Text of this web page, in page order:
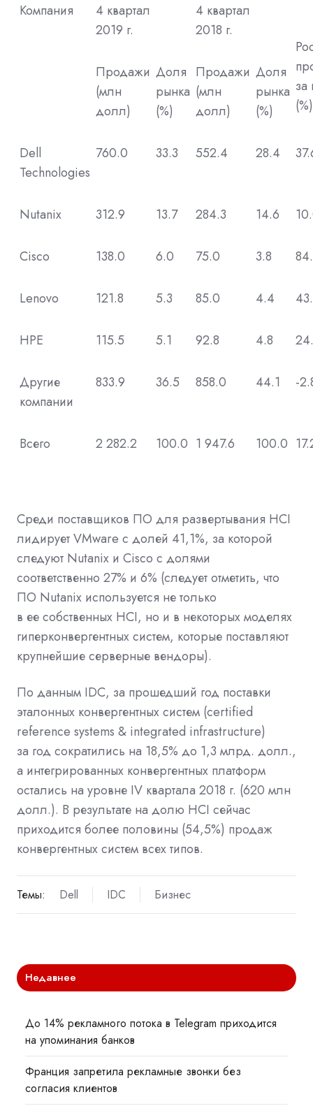
Компания
4 квартал
2019 г.
4 квартал
2018 г.
за
(%)
Продажи
(млн
долл)
Доля
рынка
(%)
Продажи
(млн
долл)
Доля
рынка
(%)
Dell
Technologies
760.0 33.3 552.4 28.4
Nutanix 312.9 13.7 284.3 14.6
Cisco 138.0 6.0 75.0 3.8
Lenovo 121.8 5.3 85.0 4.4
HPE 115.5 5.1 92.8 4.8
Другие
компании
833.9 36.5 858.0 44.1 -
Всего 2 282.2 100.0 1 947.6 100.0
Среди поставщиков ПО для развертывания HCI
лидирует VMware с долей 41,1%, за которой
следуют Nutanix и Cisco с долями
соответственно 27% и 6% (следует отметить, что
ПО Nutanix используется не только
в ее собственных HCI, но и в некоторых моделях
гиперконвергентных систем, которые поставляют
крупнейшие серверные вендоры).
По данным IDC, за прошедший год поставки
эталонных конвергентных систем (certified
reference systems & integrated infrastructure)
за год сократились на 18,5% до 1,3 млрд. долл.,
а интегрированных конвергентных платформ
остались на уровне IV квартала 2018 г. (620 млн
долл.). В результате на долю HCI сейчас
приходится более половины (54,5%) продаж
конвергентных систем всех типов.
Темы: Dell IDC Бизнес
Недавнее
До 14% рекламного потока в Telegram приходится
на упоминания банков
Франция запретила рекламные звонки без
согласия клиентов